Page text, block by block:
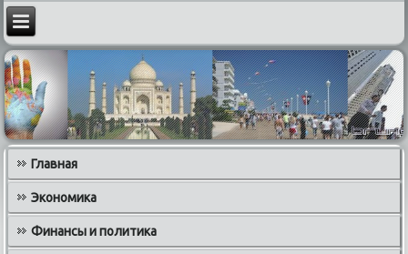
Главная
Экономика
Финансы и политика